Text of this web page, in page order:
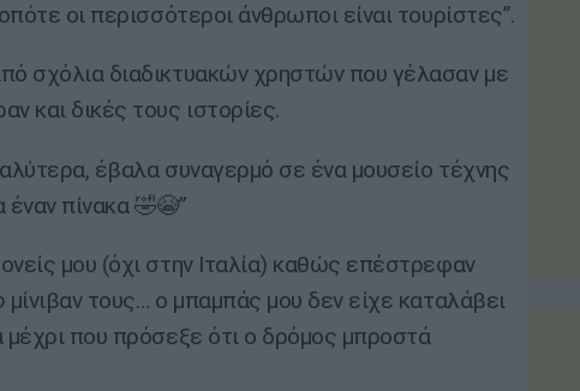
οι περισσότεροι άνθρωποι είναι τουρίστες”.
σχόλια διαδικτυακών χρηστών που γέλασαν με
και δικές τους ιστορίες.
έβαλα συναγερμό σε ένα μουσείο τέχνης
έναν πίνακα 🤣😭”
μου (όχι στην Ιταλία) καθώς επέστρεφαν
μίνιβαν τους… ο μπαμπάς μου δεν είχε καταλάβει
μέχρι που πρόσεξε ότι ο δρόμος μπροστά